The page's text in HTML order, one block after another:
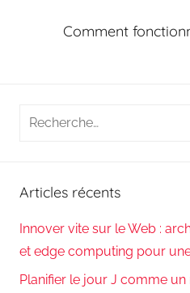
Comment
Recherche
Articles récents
Innover vite sur le Web :
et edge computing pour
Planifier le jour J comme